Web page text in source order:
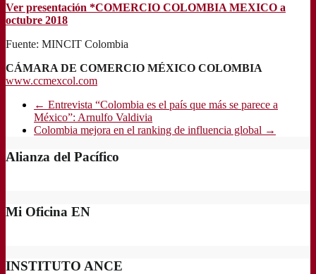
Ver presentación *COMERCIO COLOMBIA MEXICO a
octubre 2018
Fuente: MINCIT Colombia
CÁMARA DE COMERCIO MÉXICO COLOMBIA
www.ccmexcol.com
← Entrevista “Colombia es el país que más se parece a
México”: Arnulfo Valdivia
Colombia mejora en el ranking de influencia global →
Alianza del Pacífico
Mi Oficina EN
INSTITUTO ANCE